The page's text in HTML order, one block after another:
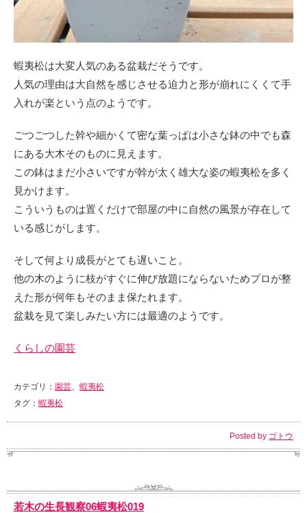
蝦夷松は大変人気のある盆栽だそうです。
人気の理由は大自然を感じさせる迫力と形が崩れにくくて手
入れが楽という点のようです。
ごつごつした幹や細かくて密な葉っぱは小さな鉢の中でも森
にある大木そのものに見えます。
この鉢はまだ小さいですが幹が太く雄大な姿の蝦夷松を多く
見かけます。
こういうものは置くだけで部屋の中に自然の風景が存在して
いる感じがします。
そして何より成長がとても遅いこと。
他の木のように枝がすぐに伸び放題にならないためプロが整
えた形が何年もそのまま保たれます。
盆栽を見て楽しみたい方には最適のようです。
くらしの園芸
カテゴリ： 園芸、 蝦夷松
タグ： 蝦夷松
Posted by ゴトウ
若木の生長観察06蝦夷松019